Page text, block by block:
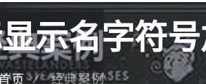
示名字符
页 经典案例